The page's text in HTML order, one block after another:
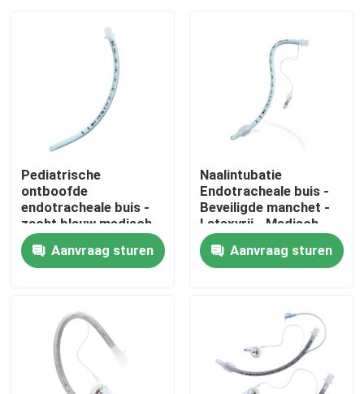
Thuis
Producten
VR-show
Over ons
Pediatrische
ontboofde
endotracheale buis -
zacht blauw medisch
PVC - CE ISO-
gecertificeerd
Aanvraag sturen
Naalintubatie
Endotracheale buis -
Beveiligde manchet -
Latexvrij - Medisch
PVC - Duidelijke
markeringen
Aanvraag sturen